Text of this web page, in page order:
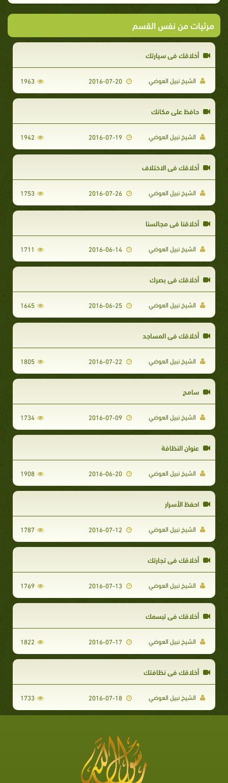
مرئيات من نفس القسم
أخلاقك في سيارتك
الشيخ نبيل العوضي 1963
حافظ على مكانك
الشيخ نبيل العوضي 1942
أخلاقك في الاختلاف
الشيخ نبيل العوضي 1753
أخلاقنا في مجالسنا
الشيخ نبيل العوضي 1711
أخلاقك في بصرك
الشيخ نبيل العوضي 1645
أخلاقك في المساجد
الشيخ نبيل العوضي 1805
سامح
الشيخ نبيل العوضي 1734
عنوان النظافة
الشيخ نبيل العوضي 1908
احفظ الأسرار
الشيخ نبيل العوضي 1787
أخلاقك في تجارتك
الشيخ نبيل العوضي 1769
أخلاقك في تبسمك
الشيخ نبيل العوضي 1822
أخلاقك في نظافتك
الشيخ نبيل العوضي 1733